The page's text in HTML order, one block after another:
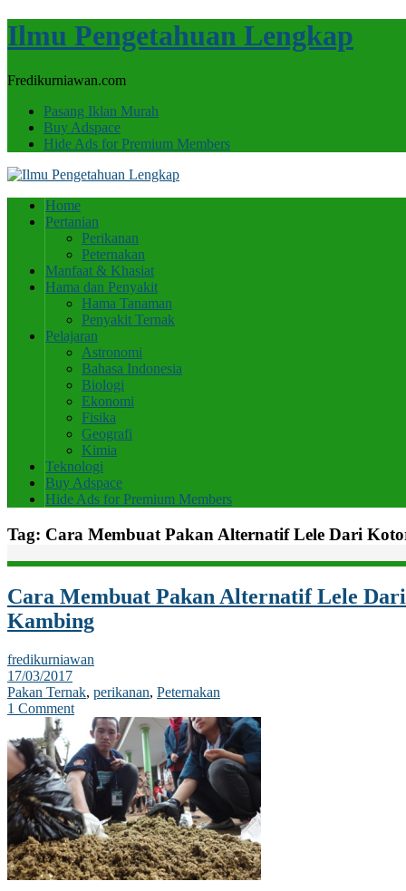
Ilmu Pengetahuan Lengkap
Fredikurniawan.com
Pasang Iklan Murah
Buy Adspace
Hide Ads for Premium Members
Home
Pertanian
Perikanan
Peternakan
Manfaat & Khasiat
Hama dan Penyakit
Hama Tanaman
Penyakit Ternak
Pelajaran
Astronomi
Bahasa Indonesia
Biologi
Ekonomi
Fisika
Geografi
Kimia
Teknologi
Buy Adspace
Hide Ads for Premium Members
Tag: Cara Membuat Pakan Alternatif Lele Dari
Cara Membuat Pakan Alternatif Lele
Kambing
fredikurniawan
17/03/2017
Pakan Ternak, perikanan, Peternakan
1 Comment